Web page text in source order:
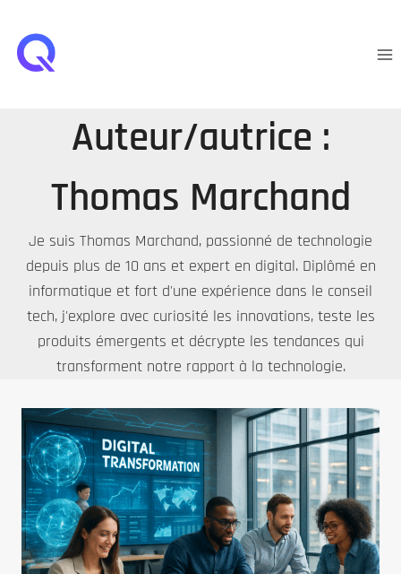
contenu
Auteur/autrice :
Thomas Marchand
Je suis Thomas Marchand, passionné de technologie
depuis plus de 10 ans et expert en digital. Diplômé en
informatique et fort d'une expérience dans le conseil
tech, j'explore avec curiosité les innovations, teste les
produits émergents et décrypte les tendances qui
transforment notre rapport à la technologie.